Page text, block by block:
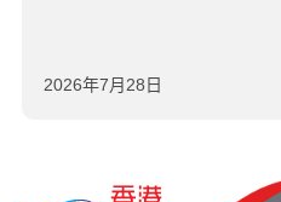
2026年7月28日